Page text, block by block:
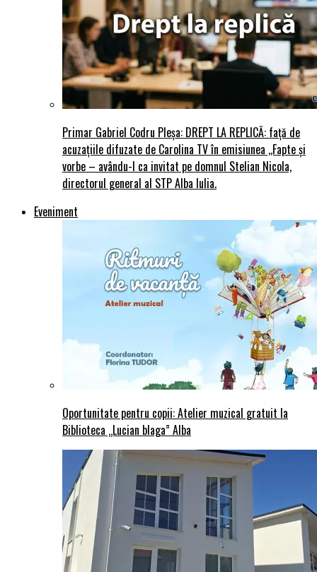
Primar Gabriel Codru Pleșa: DREPT LA REPLICĂ: față de
acuzațiile difuzate de Carolina TV în emisiunea ,,Fapte și
vorbe – avându-l ca invitat pe domnul Stelian Nicola,
directorul general al STP Alba Iulia.
Eveniment
Oportunitate pentru copii: Atelier muzical gratuit la
Biblioteca „Lucian blaga” Alba